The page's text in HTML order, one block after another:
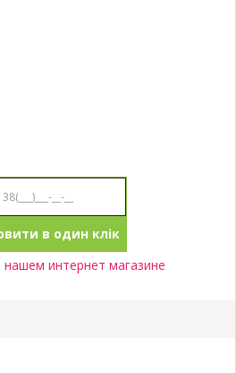
в один клік
интернет магазине